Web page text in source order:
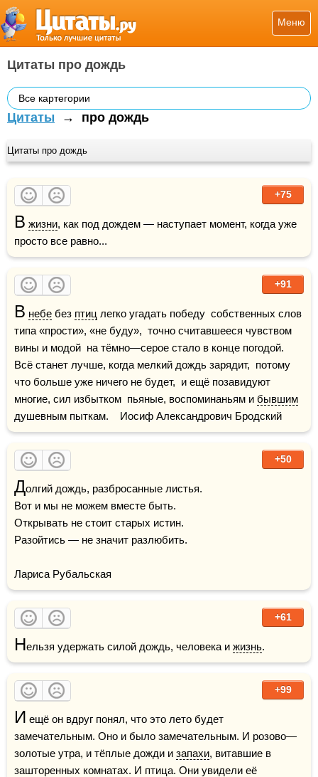
Меню
Цитаты про дождь
Все картегории
Цитаты → про дождь
Цитаты про дождь
+75
В жизни, как под дождем — наступает момент, когда уже
просто все равно...
+91
В небе без птиц легко угадать победу  собственных слов
типа «прости», «не буду»,  точно считавшееся чувством
вины и модой  на тёмно—серое стало в конце погодой.
Всё станет лучше, когда мелкий дождь зарядит,  потому
что больше уже ничего не будет,  и ещё позавидуют
многие, сил избытком  пьяные, воспоминаньям и бывшим
душевным пыткам.    Иосиф Александрович Бродский
+50
Долгий дождь, разбросанные листья.
Вот и мы не можем вместе быть.
Открывать не стоит старых истин.
Разойтись — не значит разлюбить.
Лариса Рубальская
+61
Нельзя удержать силой дождь, человека и жизнь.
+99
И ещё он вдруг понял, что это лето будет
замечательным. Оно и было замечательным. И розово—
золотые утра, и тёплые дожди и запахи, витавшие в
зашторенных комнатах. И птица. Они увидели её